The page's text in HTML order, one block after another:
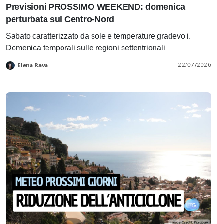
Previsioni PROSSIMO WEEKEND: domenica
perturbata sul Centro-Nord
Sabato caratterizzato da sole e temperature gradevoli.
Domenica temporali sulle regioni settentrionali
Elena Rava 22/07/2026